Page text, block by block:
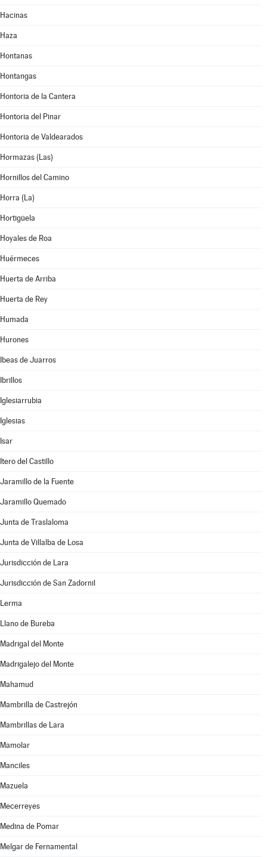
Hacinas
Haza
Hontanas
Hontangas
Hontoria de la Cantera
Hontoria del Pinar
Hontoria de Valdearados
Hormazas (Las)
Hornillos del Camino
Horra (La)
Hortigüela
Hoyales de Roa
Huérmeces
Huerta de Arriba
Huerta de Rey
Humada
Hurones
Ibeas de Juarros
Ibrillos
Iglesiarrubia
Iglesias
Isar
Itero del Castillo
Jaramillo de la Fuente
Jaramillo Quemado
Junta de Traslaloma
Junta de Villalba de Losa
Jurisdicción de Lara
Jurisdicción de San Zadornil
Lerma
Llano de Bureba
Madrigal del Monte
Madrigalejo del Monte
Mahamud
Mambrilla de Castrejón
Mambrillas de Lara
Mamolar
Manciles
Mazuela
Mecerreyes
Medina de Pomar
Melgar de Fernamental